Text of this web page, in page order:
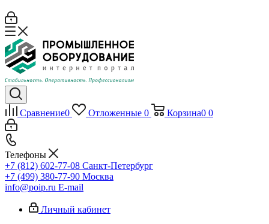
Сравнение0 Отложенные 0 Корзина0 0
Телефоны
+7 (812) 602-77-08 Санкт-Петербург
+7 (499) 380-77-90 Москва
info@poip.ru E-mail
Личный кабинет